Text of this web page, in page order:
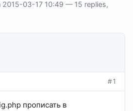
2015-03-17 10:49 — 15 replies,
#1
прописать в